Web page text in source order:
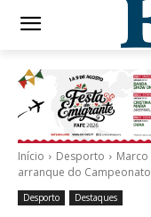
Início Desporto
arranque do
Desporto Destaques